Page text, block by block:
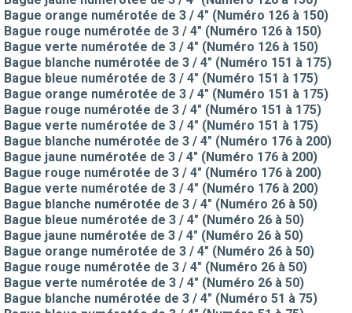
Bague orange numérotée de 3 / 4" (Numéro 126 à 150)
Bague rouge numérotée de 3 / 4" (Numéro 126 à 150)
Bague verte numérotée de 3 / 4" (Numéro 126 à 150)
Bague blanche numérotée de 3 / 4" (Numéro 151 à 175)
Bague bleue numérotée de 3 / 4" (Numéro 151 à 175)
Bague orange numérotée de 3 / 4" (Numéro 151 à 175)
Bague rouge numérotée de 3 / 4" (Numéro 151 à 175)
Bague verte numérotée de 3 / 4" (Numéro 151 à 175)
Bague blanche numérotée de 3 / 4" (Numéro 176 à 200)
Bague jaune numérotée de 3 / 4" (Numéro 176 à 200)
Bague rouge numérotée de 3 / 4" (Numéro 176 à 200)
Bague verte numérotée de 3 / 4" (Numéro 176 à 200)
Bague blanche numérotée de 3 / 4" (Numéro 26 à 50)
Bague bleue numérotée de 3 / 4" (Numéro 26 à 50)
Bague jaune numérotée de 3 / 4" (Numéro 26 à 50)
Bague orange numérotée de 3 / 4" (Numéro 26 à 50)
Bague rouge numérotée de 3 / 4" (Numéro 26 à 50)
Bague verte numérotée de 3 / 4" (Numéro 26 à 50)
Bague blanche numérotée de 3 / 4" (Numéro 51 à 75)